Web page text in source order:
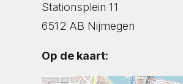
Stationsplein 11
6512 AB Nijmegen
Op de kaart: